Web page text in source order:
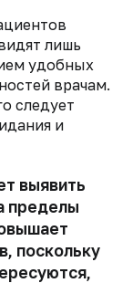
лишь
удобных
врачам.
следует
и
выявить
пределы
поскольку